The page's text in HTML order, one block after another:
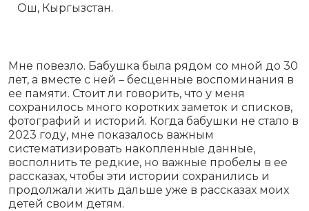
Ош, Кыргызстан.
Мне повезло. Бабушка была рядом со мной до 30
лет, а вместе с ней – бесценные воспоминания в
ее памяти. Стоит ли говорить, что у меня
сохранилось много коротких заметок и списков,
фотографий и историй. Когда бабушки не стало в
2023 году, мне показалось важным
систематизировать накопленные данные,
восполнить те редкие, но важные пробелы в ее
рассказах, чтобы эти истории сохранились и
продолжали жить дальше уже в рассказах моих
детей своим детям.